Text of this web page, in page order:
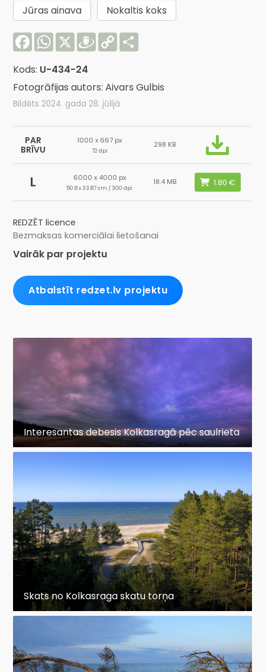
Jūras ainava
Nokaltis koks
FacebookWhatsApp
X Draugiem
Copy
Link
Kods: U-434-24
Fotogrāfijas autors: Aivars Gulbis
Bildēts 2024. gada 28. jūlijā
PAR
BRĪVU
1000 x 667 px
72 dpi
298 KB
L 6000 x 4000 px
50.8 x 33.87 cm / 300 dpi
18.4 MB
REDZĒT licence
Bezmaksas komerciālai lietošanai
Vairāk par projektu
Atbalstīt redzet.lv projektu
Interesantas debesis Kolkasragā pēc saulrieta
Skats no Kolkasraga skatu torņa